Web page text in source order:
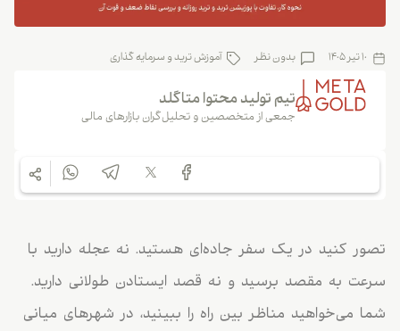
10 تیر 1405 بدون نظر آموزش ترید و سرمایه گذاری
تیم تولید محتوا متاگلد
جمعی از متخصصین و تحلیل‌گران بازارهای مالی
تصور کنید در یک سفر جاده‌ای هستید. نه عجله دارید با
سرعت به مقصد برسید و نه قصد ایستادن طولانی دارید.
شما می‌خواهید مناظر بین راه را ببینید، در شهرهای میانی